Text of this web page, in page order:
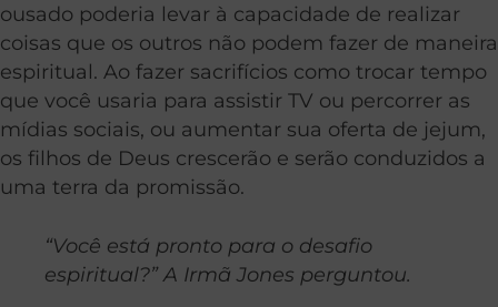
ousado poderia levar à capacidade de realizar
coisas que os outros não podem fazer de maneira
espiritual. Ao fazer sacrifícios como trocar tempo
que você usaria para assistir TV ou percorrer as
mídias sociais, ou aumentar sua oferta de jejum,
os filhos de Deus crescerão e serão conduzidos a
uma terra da promissão.
“Você está pronto para o desafio
espiritual?” A Irmã Jones perguntou.